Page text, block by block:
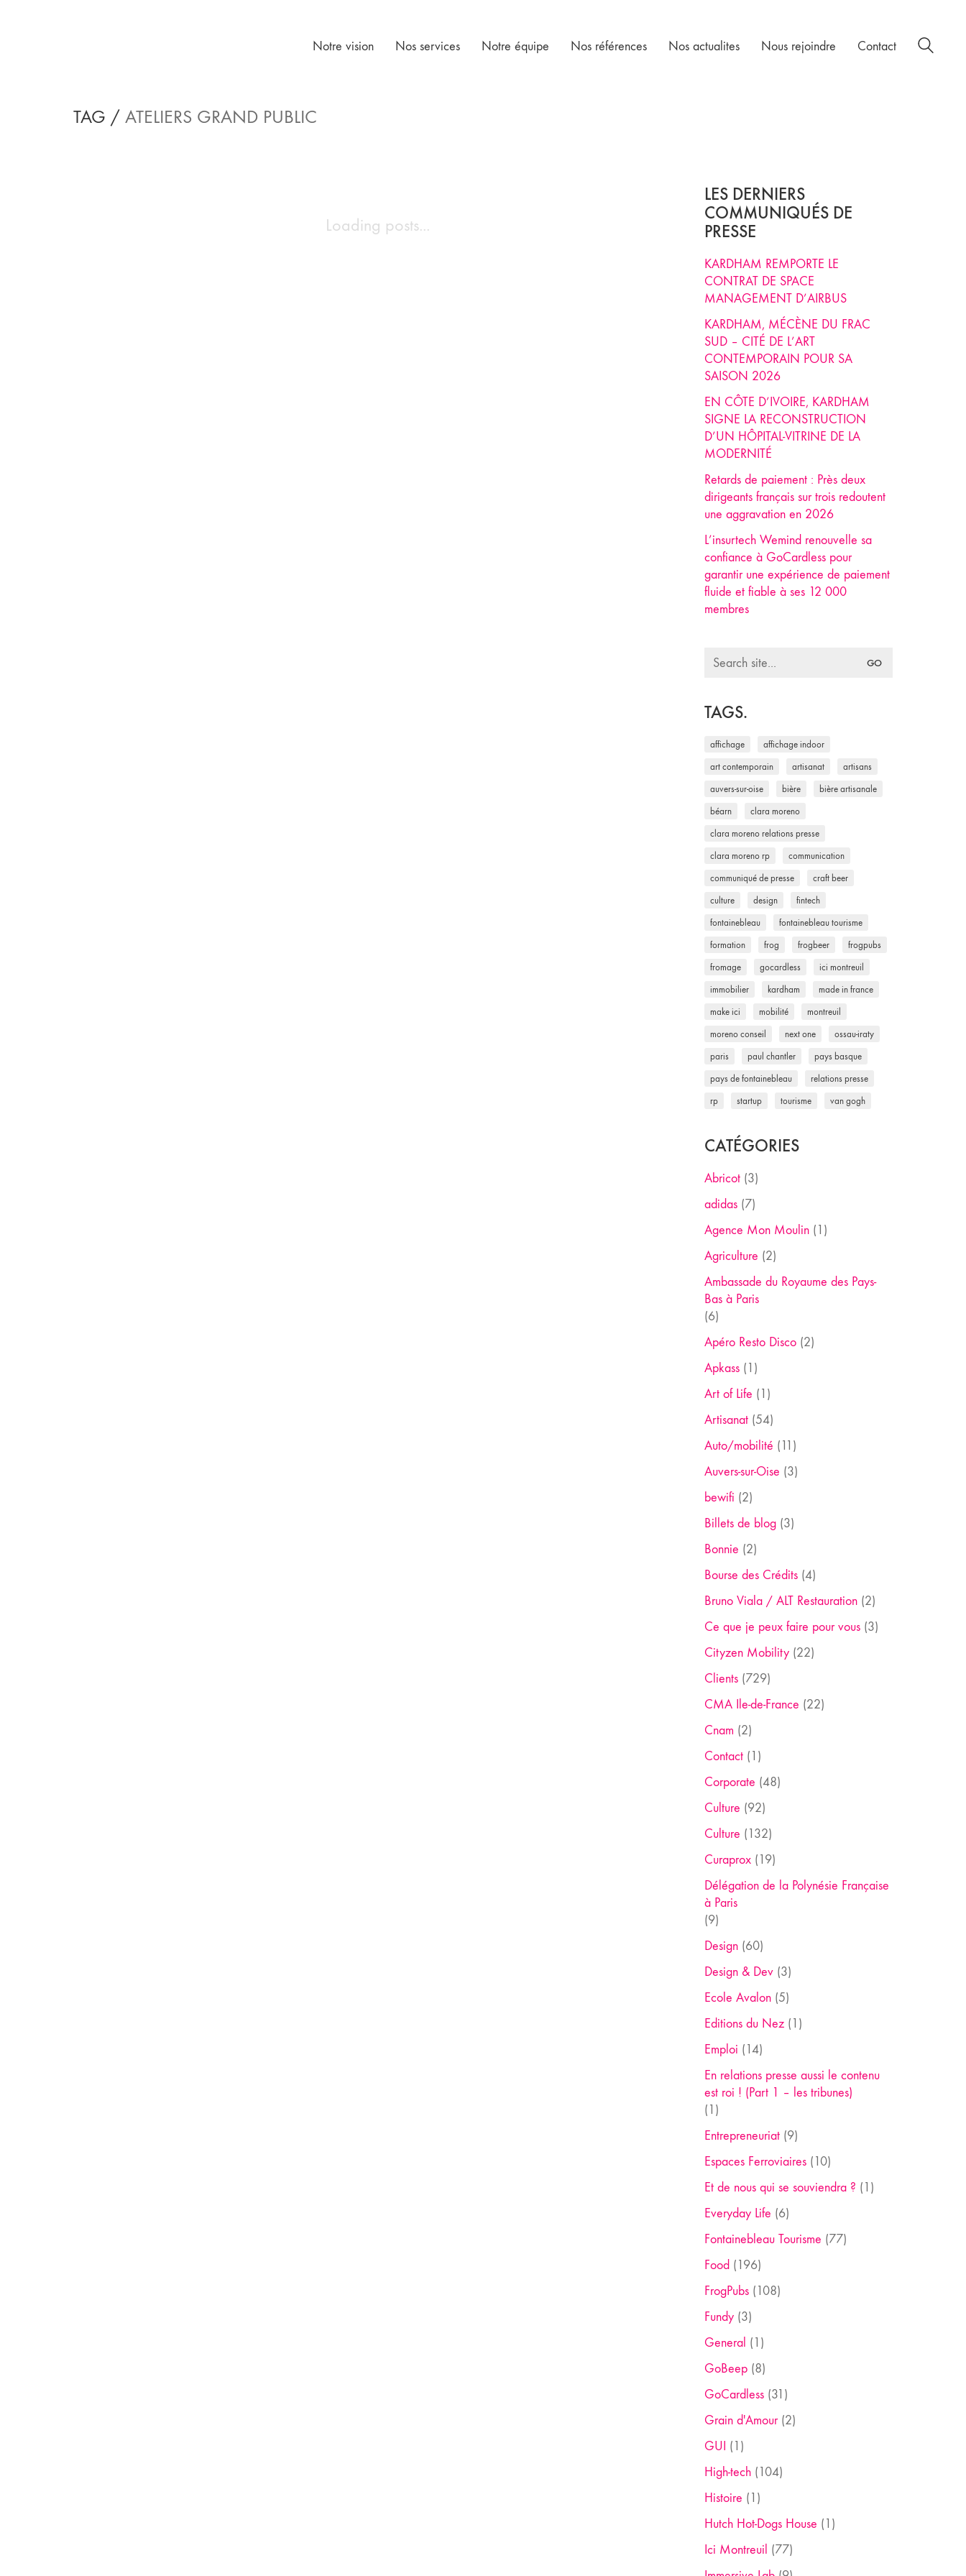
Notre vision Nos services Notre équipe Nos références Nos actualites Nous rejoindre Contact
TAG / ATELIERS GRAND PUBLIC
Loading posts...
LES DERNIERS
COMMUNIQUÉS DE
PRESSE
KARDHAM REMPORTE LE
CONTRAT DE SPACE
MANAGEMENT D’AIRBUS
KARDHAM, MÉCÈNE DU FRAC
SUD – CITÉ DE L’ART
CONTEMPORAIN POUR SA
SAISON 2026
EN CÔTE D’IVOIRE, KARDHAM
SIGNE LA RECONSTRUCTION
D’UN HÔPITAL-VITRINE DE LA
MODERNITÉ
Retards de paiement : Près deux
dirigeants français sur trois redoutent
une aggravation en 2026
L’insurtech Wemind renouvelle sa
confiance à GoCardless pour
garantir une expérience de paiement
fluide et fiable à ses 12 000
membres
Search
TAGS.
affichage affichage indoor
art contemporain artisanat artisans
auvers-sur-oise bière bière artisanale
béarn clara moreno
clara moreno relations presse
clara moreno rp communication
communiqué de presse craft beer
culture design fintech
fontainebleau fontainebleau tourisme
formation frog frogbeer frogpubs
fromage gocardless ici montreuil
immobilier kardham made in france
make ici mobilité montreuil
moreno conseil next one ossau-iraty
paris paul chantler pays basque
pays de fontainebleau relations presse
rp startup tourisme van gogh
CATÉGORIES
Abricot(3)
adidas(7)
Agence Mon Moulin(1)
Agriculture (2)
Ambassade du Royaume des Pays-
Bas à Paris
(6)
Apéro Resto Disco(2)
Apkass(1)
Art of Life (1)
Artisanat(54)
Auto/mobilité (11)
Auvers-sur-Oise (3)
bewifi (2)
Billets de blog(3)
Bonnie (2)
Bourse des Crédits(4)
Bruno Viala / ALT Restauration(2)
Ce que je peux faire pour vous(3)
Cityzen Mobility(22)
Clients(729)
CMA Ile-de-France (22)
Cnam (2)
Contact(1)
Corporate (48)
Culture (92)
Culture (132)
Curaprox(19)
Délégation de la Polynésie Française
à Paris
(9)
Design(60)
Design & Dev(3)
Ecole Avalon(5)
Editions du Nez(1)
Emploi (14)
En relations presse aussi le contenu
est roi ! (Part 1 – les tribunes)
(1)
Entrepreneuriat(9)
Espaces Ferroviaires(10)
Et de nous qui se souviendra ? (1)
Everyday Life (6)
Fontainebleau Tourisme (77)
Food (196)
FrogPubs(108)
Fundy(3)
General (1)
GoBeep(8)
GoCardless(31)
Grain d'Amour(2)
GUI (1)
High-tech(104)
Histoire (1)
Hutch Hot-Dogs House (1)
Ici Montreuil (77)